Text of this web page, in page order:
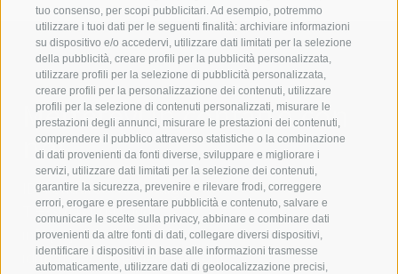
tuo consenso, per scopi pubblicitari. Ad esempio, potremmo
utilizzare i tuoi dati per le seguenti finalità: archiviare informazioni
su dispositivo e/o accedervi, utilizzare dati limitati per la selezione
della pubblicità, creare profili per la pubblicità personalizzata,
utilizzare profili per la selezione di pubblicità personalizzata,
creare profili per la personalizzazione dei contenuti, utilizzare
profili per la selezione di contenuti personalizzati, misurare le
prestazioni degli annunci, misurare le prestazioni dei contenuti,
comprendere il pubblico attraverso statistiche o la combinazione
di dati provenienti da fonti diverse, sviluppare e migliorare i
servizi, utilizzare dati limitati per la selezione dei contenuti,
garantire la sicurezza, prevenire e rilevare frodi, correggere
errori, erogare e presentare pubblicità e contenuto, salvare e
comunicare le scelte sulla privacy, abbinare e combinare dati
provenienti da altre fonti di dati, collegare diversi dispositivi,
identificare i dispositivi in base alle informazioni trasmesse
automaticamente, utilizzare dati di geolocalizzazione precisi,
Mettetevi in contatto con
noi
IDM Südtirol - Alto Adige
+39 0471 094 000
info[at]idm-suedtirol.com
idm[at]pec.idm-suedtirol.com